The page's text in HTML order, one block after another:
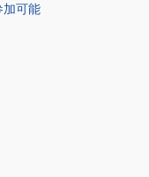
加可能